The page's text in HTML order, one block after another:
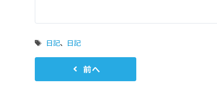
タ
日記、 日記
前へ